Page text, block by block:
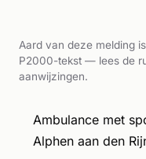
Aard van deze melding
P2000-tekst — lees de
aanwijzingen.
Ambulance met
Alphen aan den